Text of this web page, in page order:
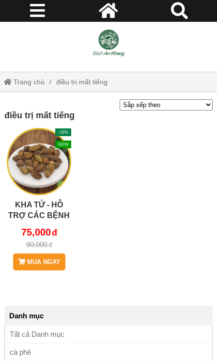
Trang chủ điều trị mất tiếng
điều trị mất tiếng
-16%
NEW
KHA TỬ - HỖ
TRỢ CÁC BỆNH
THỐNG TIÊU
HÓA, TIÊU CHẢY
HOẶC HO MẠN
TÍNH GÂY KHÀN
75,000
90,000
MUA NGAY
Danh mục
Tất cả Danh mục
cà phê